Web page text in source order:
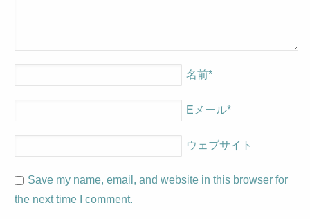
名前*
Eメール*
ウェブサイト
Save my name, email, and website in this browser for
the next time I comment.